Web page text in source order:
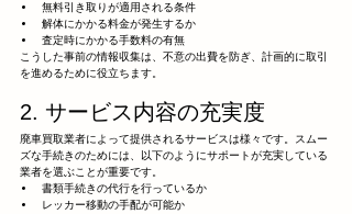
無料引き取りが適用される条件
解体にかかる料金が発生するか
査定時にかかる手数料の有無
こうした事前の情報収集は、不意の出費を防ぎ、計画的に取引
を進めるために役立ちます。
2. サービス内容の充実度
廃車買取業者によって提供されるサービスは様々です。スムー
ズな手続きのためには、以下のようにサポートが充実している
業者を選ぶことが重要です。
書類手続きの代行を行っているか
レッカー移動の手配が可能か